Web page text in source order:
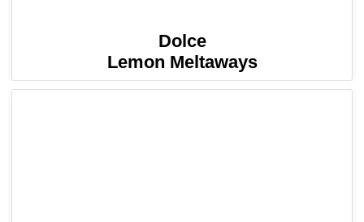
Dolce
Lemon Meltaways